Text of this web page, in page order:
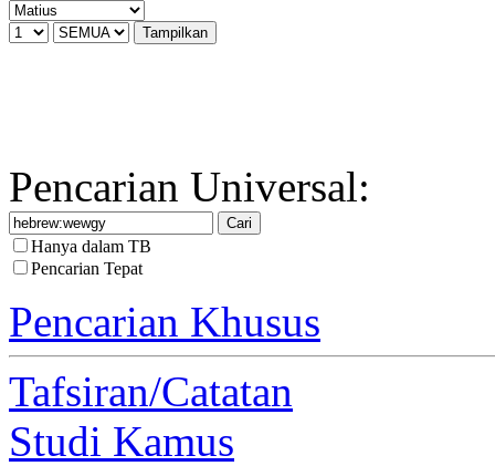
Pencarian Universal:
Hanya dalam TB
Pencarian Tepat
Pencarian Khusus
Tafsiran/Catatan
Studi Kamus